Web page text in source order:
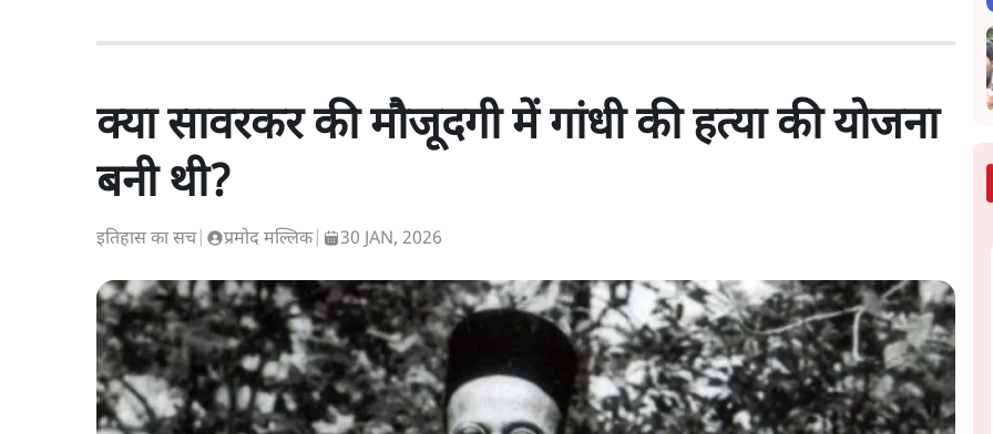
क्या सावरकर की मौजूदगी में गांधी की हत्या की योजना
बनी थी?
इतिहास का सच| प्रमोद मल्लिक| 30 JAN, 2026